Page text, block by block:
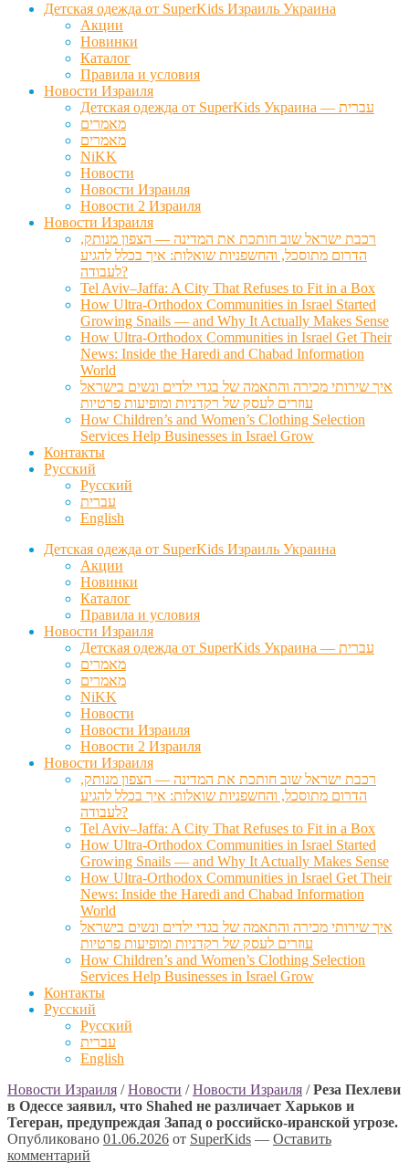
Детская одежда от SuperKids Израиль Украина
Акции
Новинки
Каталог
Правила и условия
Новости Израиля
Детская одежда от SuperKids Украина — עברית
מאמרים
מאמרים
NiKK
Новости
Новости Израиля
Новости 2 Израиля
Новости Израиля
רכבת ישראל שוב חותכת את המדינה — הצפון מנותק,
הדרום מתוסכל, והחשפניות שואלות: איך בכלל להגיע
לעבודה?
Tel Aviv–Jaffa: A City That Refuses to Fit in a Box
How Ultra-Orthodox Communities in Israel Started
Growing Snails — and Why It Actually Makes Sense
How Ultra-Orthodox Communities in Israel Get Their
News: Inside the Haredi and Chabad Information
World
איך שירותי מכירה והתאמה של בגדי ילדים ונשים בישראל
עוזרים לעסק של רקדניות ומופיעות פרטיות
How Children’s and Women’s Clothing Selection
Services Help Businesses in Israel Grow
Контакты
Русский
Русский
עברית
English
Детская одежда от SuperKids Израиль Украина
Акции
Новинки
Каталог
Правила и условия
Новости Израиля
Детская одежда от SuperKids Украина — עברית
מאמרים
מאמרים
NiKK
Новости
Новости Израиля
Новости 2 Израиля
Новости Израиля
רכבת ישראל שוב חותכת את המדינה — הצפון מנותק,
הדרום מתוסכל, והחשפניות שואלות: איך בכלל להגיע
לעבודה?
Tel Aviv–Jaffa: A City That Refuses to Fit in a Box
How Ultra-Orthodox Communities in Israel Started
Growing Snails — and Why It Actually Makes Sense
How Ultra-Orthodox Communities in Israel Get Their
News: Inside the Haredi and Chabad Information
World
איך שירותי מכירה והתאמה של בגדי ילדים ונשים בישראל
עוזרים לעסק של רקדניות ומופיעות פרטיות
How Children’s and Women’s Clothing Selection
Services Help Businesses in Israel Grow
Контакты
Русский
Русский
עברית
English
Новости Израиля /Новости /Новости Израиля /Реза Пехлеви
в Одессе заявил, что Shahed не различает Харьков и
Тегеран, предупреждая Запад о российско-иранской угрозе.
Опубликовано 01.06.2026 от SuperKids — Оставить
комментарий